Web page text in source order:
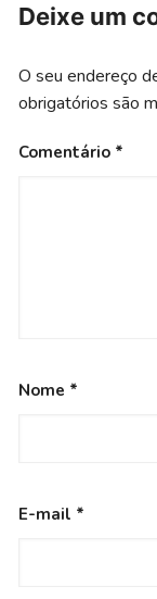
Deixe um
O seu endereço
obrigatórios são
Comentário *
Nome *
E-mail *